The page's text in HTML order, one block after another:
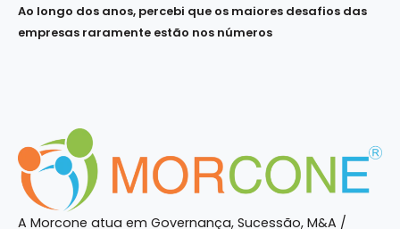
Ao longo dos anos, percebi que os maiores desafios das
empresas raramente estão nos números
A Morcone atua em Governança, Sucessão, M&A /